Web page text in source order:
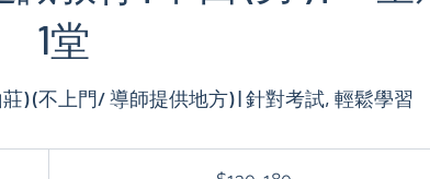
1堂
) (不上門/ 導師提供地方) | 針對考試, 輕鬆學習